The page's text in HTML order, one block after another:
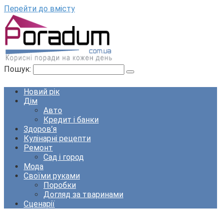
Перейти до вмісту
Пошук:
Новий рік
Дім
Авто
Кредит і банки
Здоров’я
Кулінарні рецепти
Ремонт
Сад і город
Мода
Своїми руками
Поробки
Догляд за тваринами
Сценарії